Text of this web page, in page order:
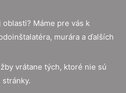
Máme pre vás k
murára a ďalších
vrátane tých, ktoré nie sú